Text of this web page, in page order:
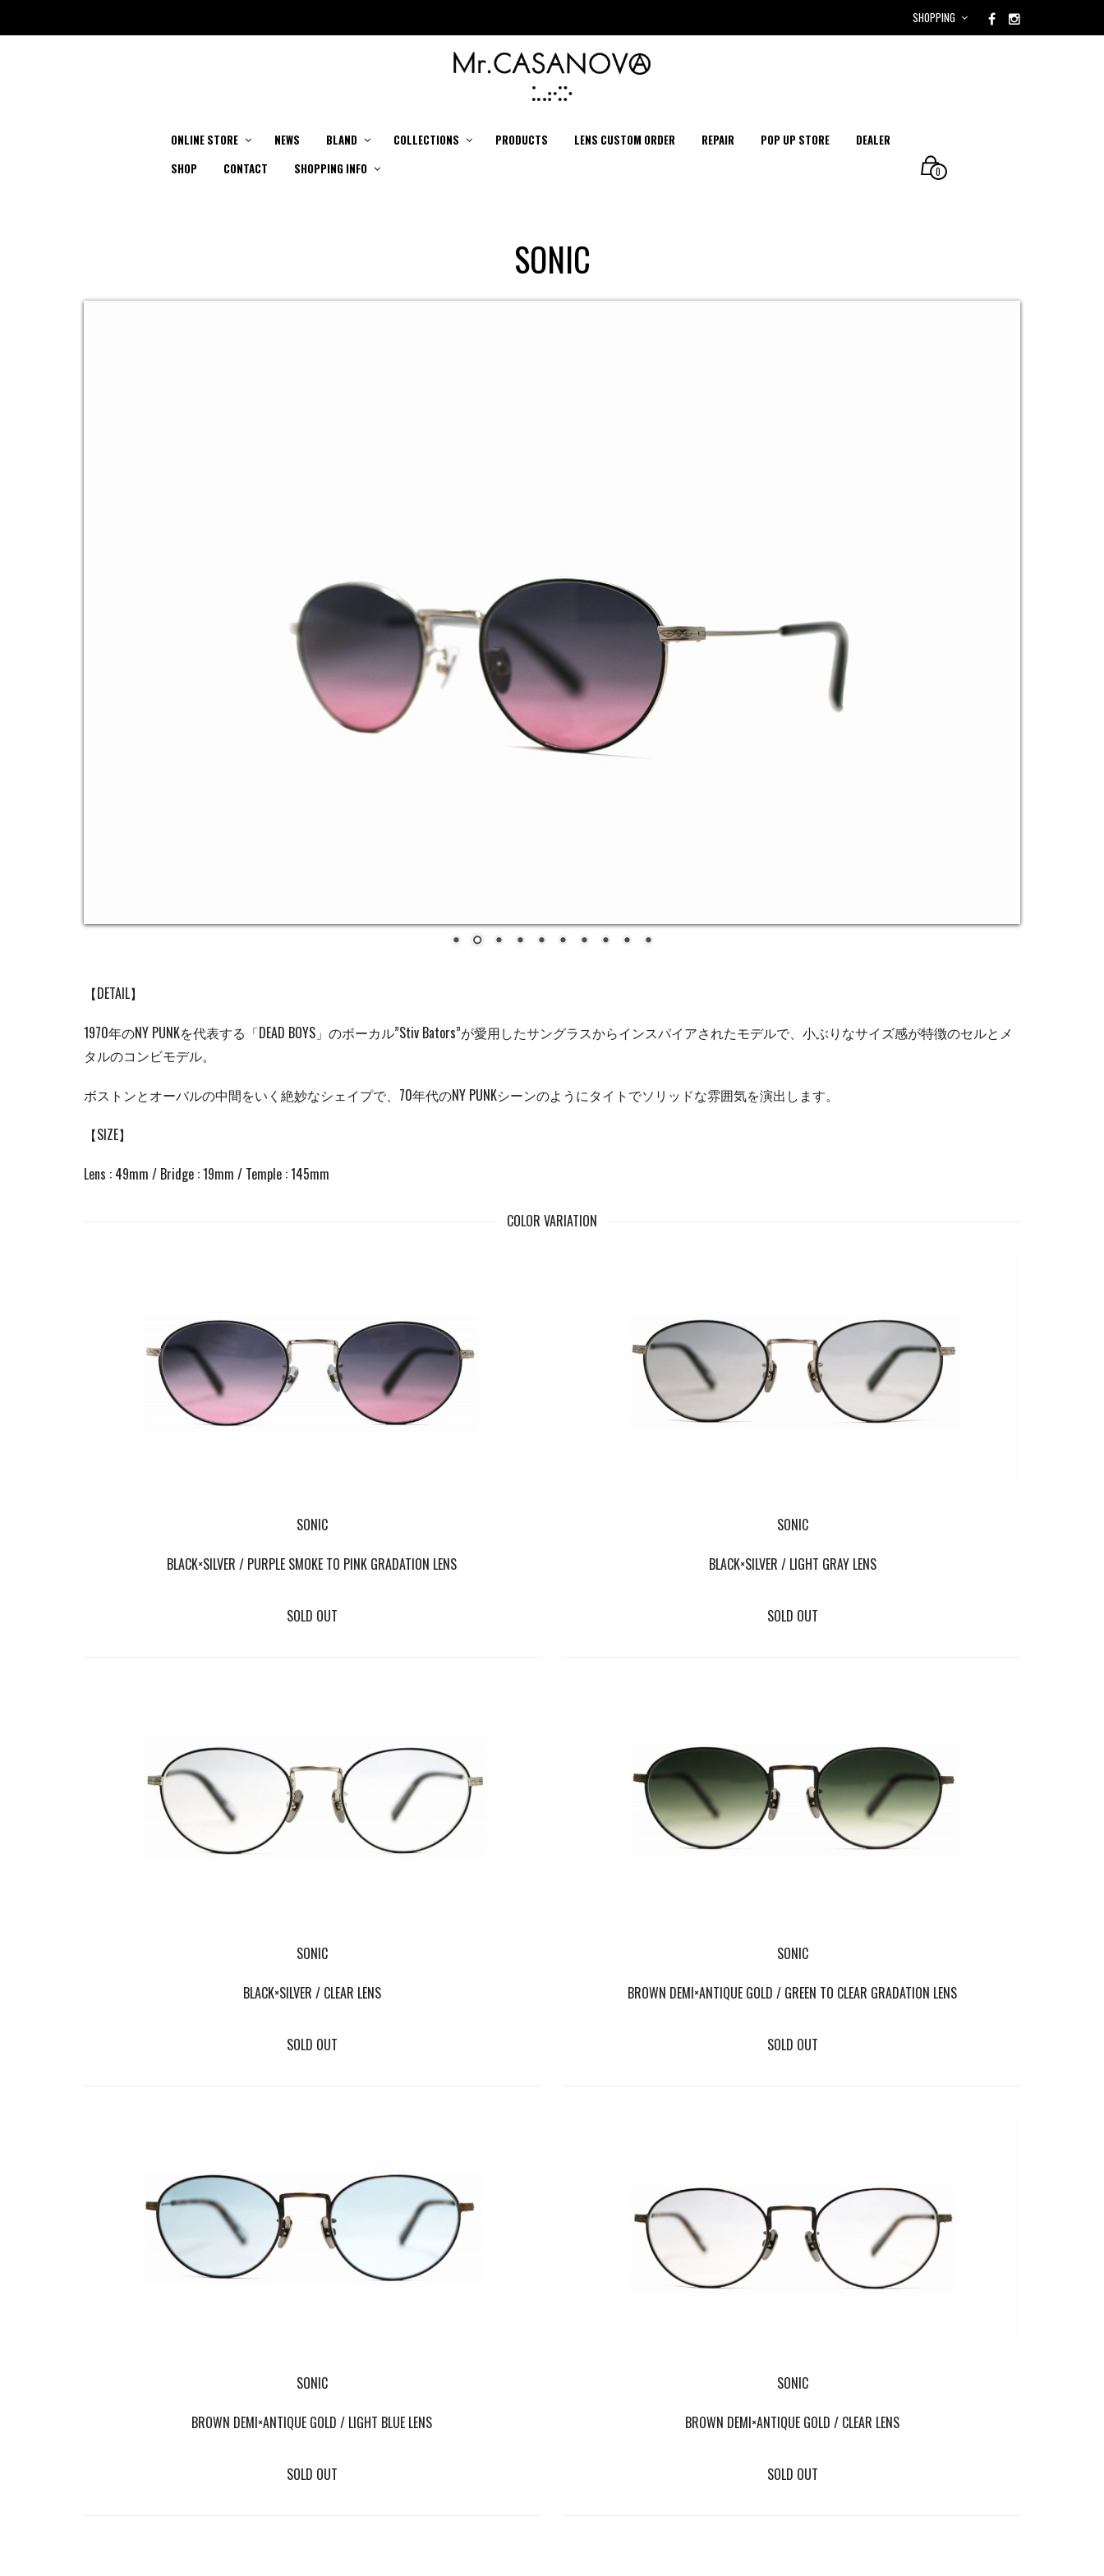
SHOPPING
ONLINE STORE NEWS BLAND COLLECTIONS PRODUCTS LENS CUSTOM ORDER REPAIR POP UP STORE
DEALER
SHOP
CONTACT SHOPPING INFO 0
SONIC
【DETAIL】
1970年のNY PUNKを代表する「DEAD BOYS」のボーカル”Stiv Bators”が愛用したサングラスからインスパイアされたモデルで、小ぶりなサイズ感が特徴のセルとメ
タルのコンビモデル。
ボストンとオーバルの中間をいく絶妙なシェイプで、70年代のNY PUNKシーンのようにタイトでソリッドな雰囲気を演出します。
【SIZE】
Lens : 49mm / Bridge : 19mm / Temple : 145mm
COLOR VARIATION
SONIC
BLACK×SILVER / PURPLE SMOKE TO PINK GRADATION LENS
SOLD OUT
SONIC
BLACK×SILVER / LIGHT GRAY LENS
SOLD OUT
SONIC
BLACK×SILVER / CLEAR LENS
SOLD OUT
SONIC
BROWN DEMI×ANTIQUE GOLD / GREEN TO CLEAR GRADATION LENS
SOLD OUT
SONIC
BROWN DEMI×ANTIQUE GOLD / LIGHT BLUE LENS
SOLD OUT
SONIC
BROWN DEMI×ANTIQUE GOLD / CLEAR LENS
SOLD OUT